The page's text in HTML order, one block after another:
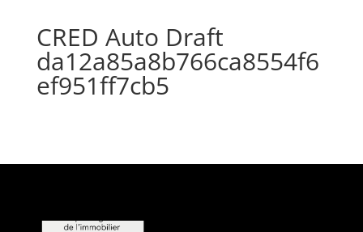
CRED Auto Draft
da12a85a8b766ca8554f6
ef951ff7cb5